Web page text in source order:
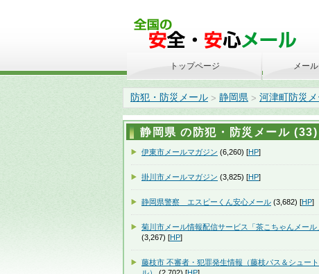
防犯・防災メール > 静岡県 > 河津町防災
トップページ メー
静岡県 の防犯・防災メール (33)
伊東市メールマガジン (6,260) [HP]
掛川市メールマガジン (3,825) [HP]
静岡県警察 エスピーくん安心メール (3,682) [HP]
菊川市メール情報配信サービス「茶こちゃんメール
(3,267) [HP]
藤枝市 不審者・犯罪発生情報（藤枝パス＆シュー